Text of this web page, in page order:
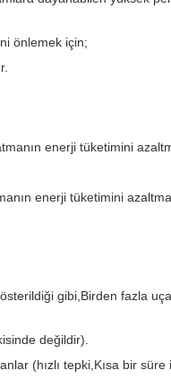
önlemek için;
enerji tüketimini
enerji tüketimini
gibi,Birden fazla
değildir).
(hızlı tepki,Kısa bir süre